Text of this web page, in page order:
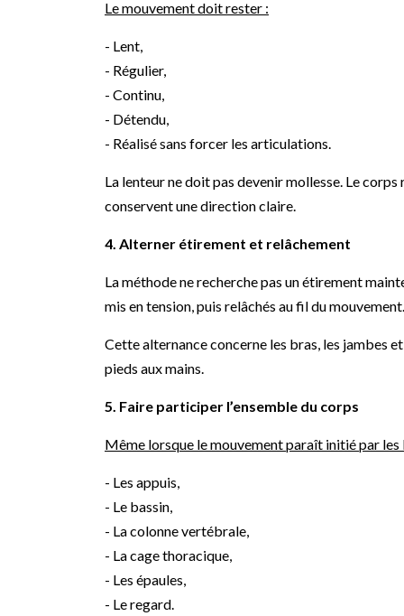
Le mouvement doit rester :
- Lent,
- Régulier,
- Continu,
- Détendu,
- Réalisé sans forcer les articulations.
La lenteur ne doit pas devenir mollesse. Le
conservent une direction claire.
4. Alterner étirement et relâchement
La méthode ne recherche pas un étirement
mis en tension, puis relâchés au fil du mouvement.
Cette alternance concerne les bras, les jambes
pieds aux mains.
5. Faire participer l’ensemble du corps
Même lorsque le mouvement paraît initié par
- Les appuis,
- Le bassin,
- La colonne vertébrale,
- La cage thoracique,
- Les épaules,
- Le regard.